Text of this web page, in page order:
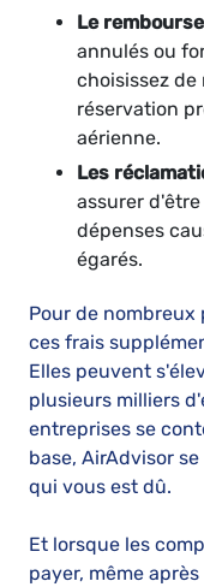
Le
annulés ou
choisissez
réservation
aérienne.
Les
assurer
dépenses
égarés.
Pour de nombreux
ces frais
Elles peuvent
plusieurs milliers
entreprises se
base, AirAdvisor
qui vous est dû.
Et lorsque les
payer, même